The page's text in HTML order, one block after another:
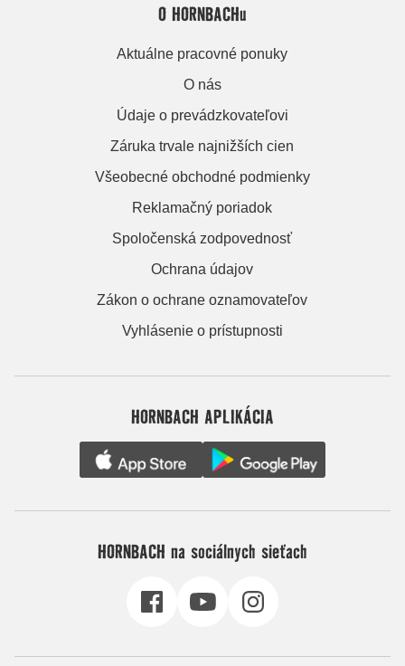
O HORNBACHu
Aktuálne pracovné ponuky
O nás
Údaje o prevádzkovateľovi
Záruka trvale najnižších cien
Všeobecné obchodné podmienky
Reklamačný poriadok
Spoločenská zodpovednosť
Ochrana údajov
Zákon o ochrane oznamovateľov
Vyhlásenie o prístupnosti
HORNBACH APLIKÁCIA
HORNBACH na sociálnych sieťach